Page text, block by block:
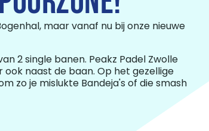
maar vanaf nu bij onze nieuwe
2 single banen. Peakz Padel Zwolle
naast de baan. Op het gezellige
zo je mislukte Bandeja's of die smash